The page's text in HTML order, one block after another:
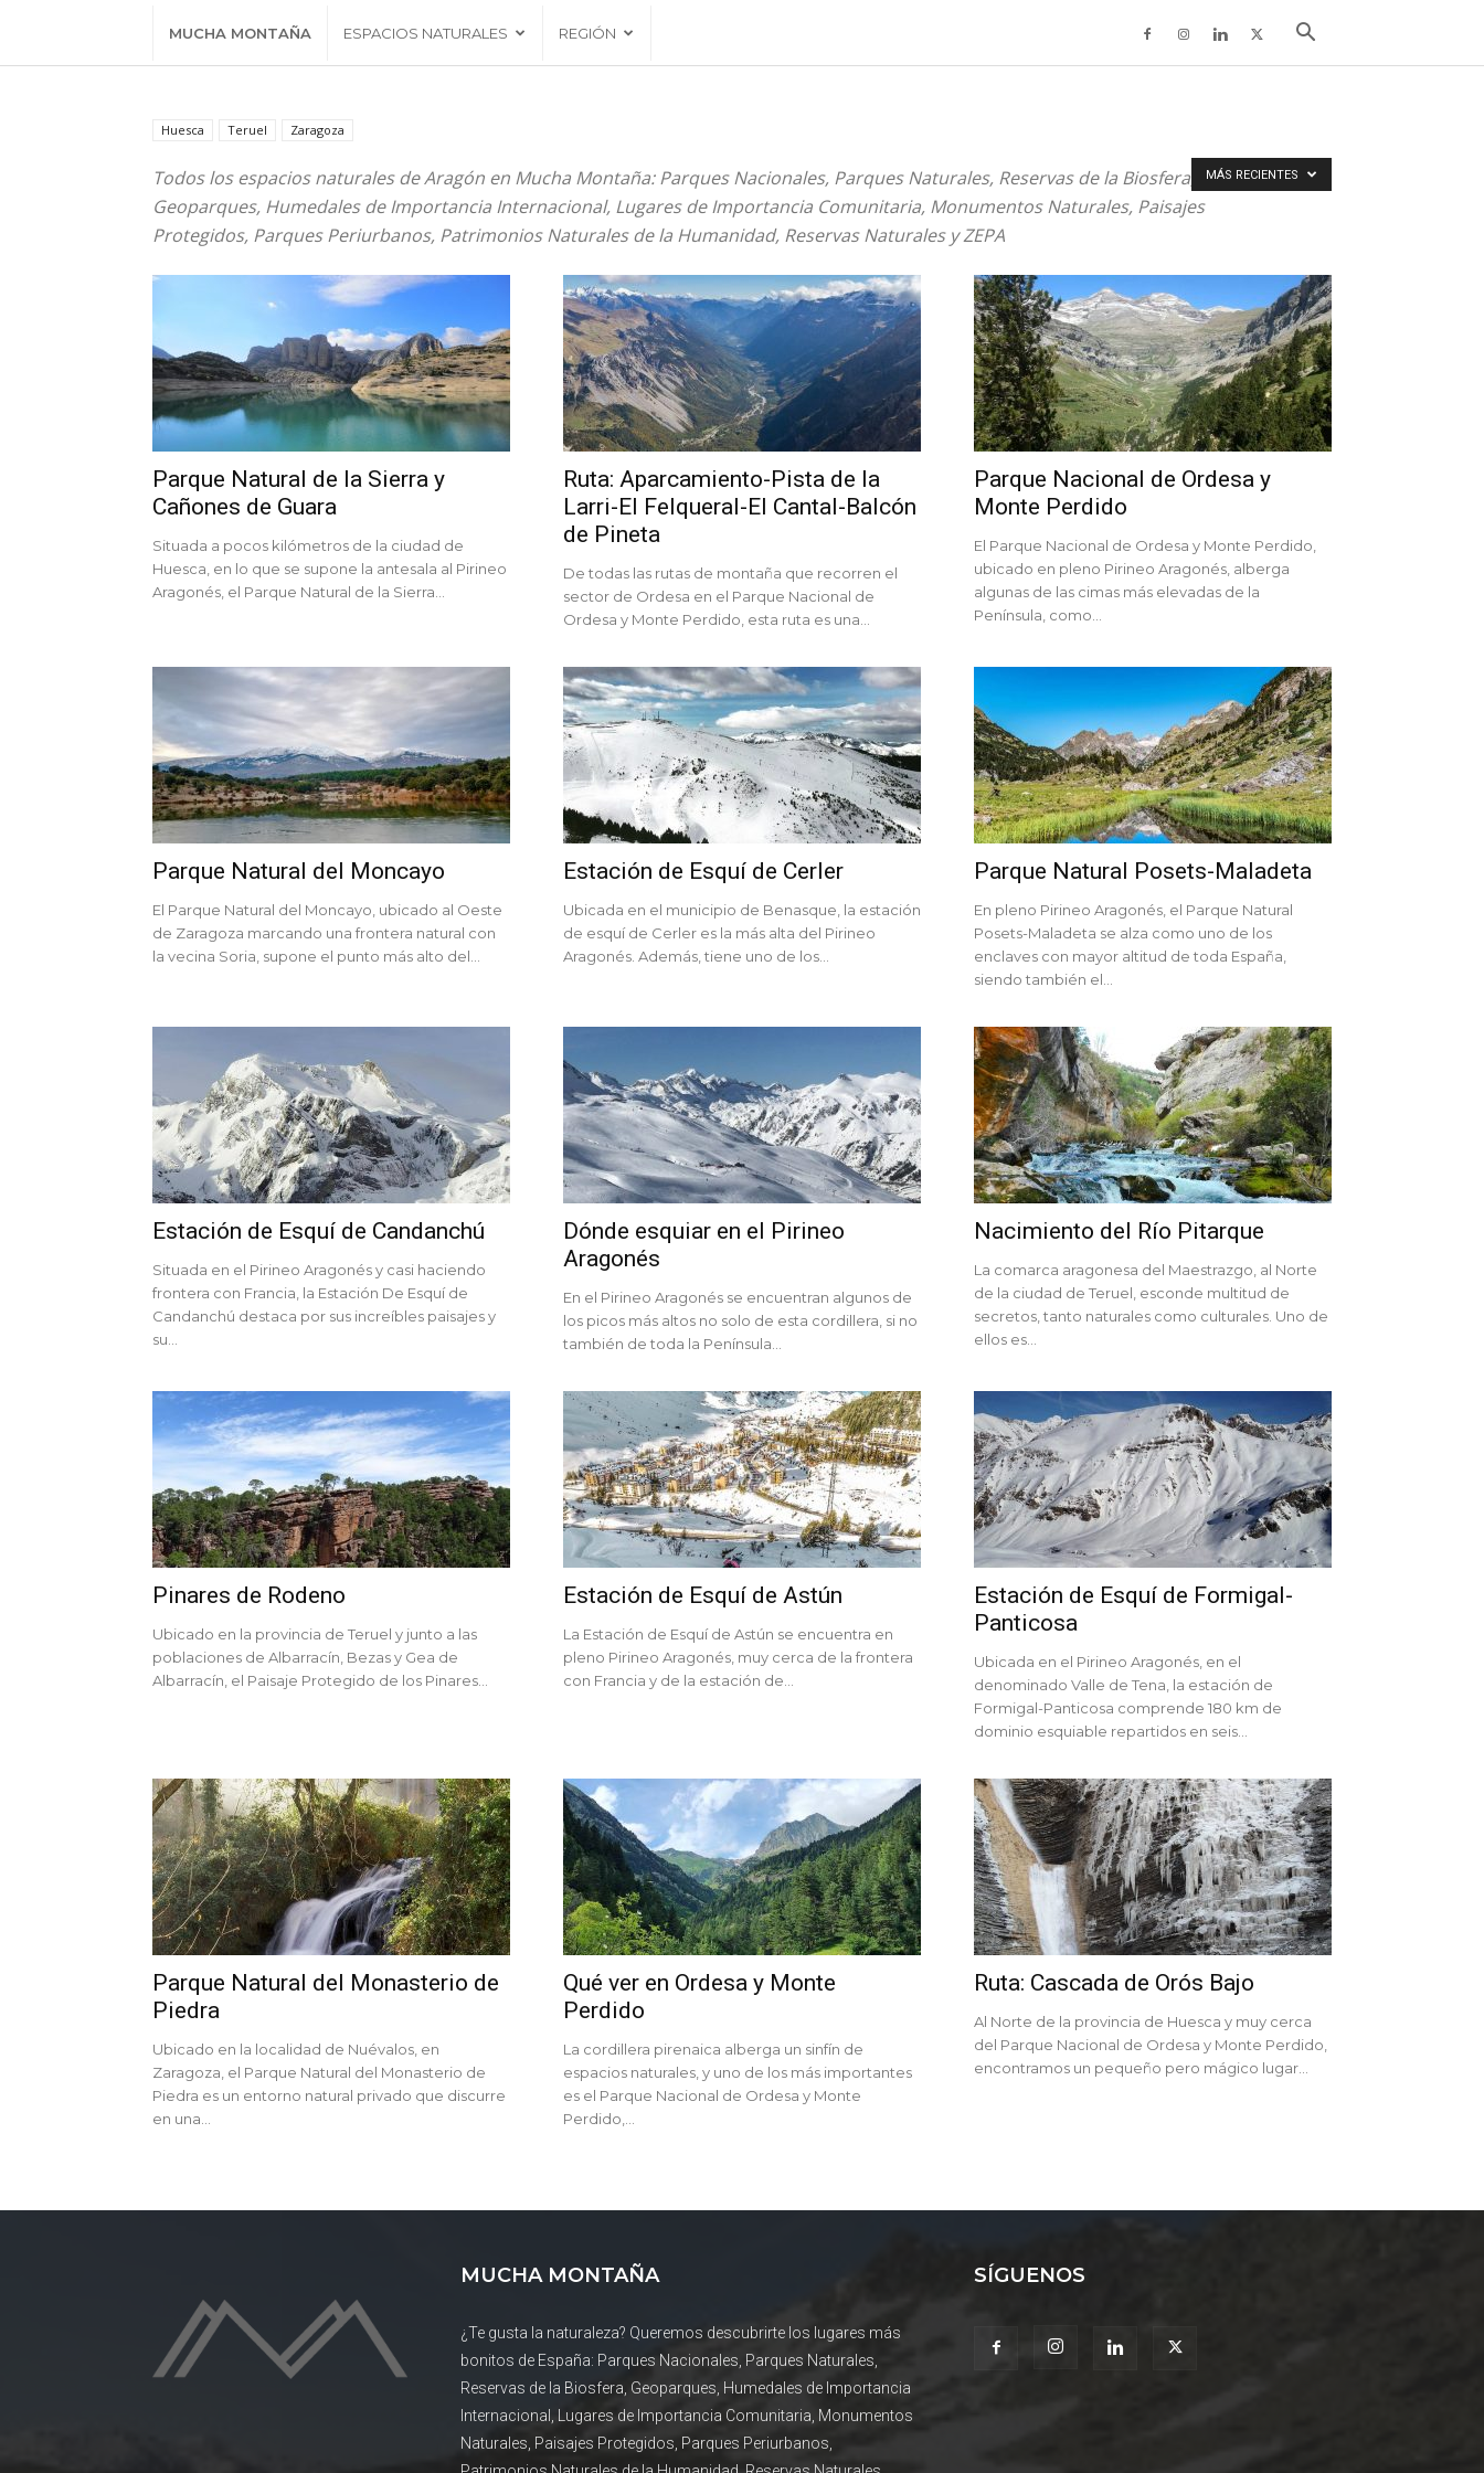
MUCHA MONTAÑA ESPACIOS NATURALES REGIÓN
Huesca Teruel Zaragoza
Todos los espacios naturales de Aragón en Mucha Montaña: Parques Nacionales, Parques Naturales, Reservas de la Biosfera,
Geoparques, Humedales de Importancia Internacional, Lugares de Importancia Comunitaria, Monumentos Naturales, Paisajes
Protegidos, Parques Periurbanos, Patrimonios Naturales de la Humanidad, Reservas Naturales y ZEPA
MÁS RECIENTES
Parque Natural de la Sierra y
Cañones de Guara
Situada a pocos kilómetros de la ciudad de
Huesca, en lo que se supone la antesala al Pirineo
Aragonés, el Parque Natural de la Sierra...
Ruta: Aparcamiento-Pista de la
Larri-El Felqueral-El Cantal-Balcón
de Pineta
De todas las rutas de montaña que recorren el
sector de Ordesa en el Parque Nacional de
Ordesa y Monte Perdido, esta ruta es una...
Parque Nacional de Ordesa y
Monte Perdido
El Parque Nacional de Ordesa y Monte Perdido,
ubicado en pleno Pirineo Aragonés, alberga
algunas de las cimas más elevadas de la
Península, como...
Parque Natural del Moncayo
El Parque Natural del Moncayo, ubicado al Oeste
de Zaragoza marcando una frontera natural con
la vecina Soria, supone el punto más alto del...
Estación de Esquí de Cerler
Ubicada en el municipio de Benasque, la estación
de esquí de Cerler es la más alta del Pirineo
Aragonés. Además, tiene uno de los...
Parque Natural Posets-Maladeta
En pleno Pirineo Aragonés, el Parque Natural
Posets-Maladeta se alza como uno de los
enclaves con mayor altitud de toda España,
siendo también el...
Estación de Esquí de Candanchú
Situada en el Pirineo Aragonés y casi haciendo
frontera con Francia, la Estación De Esquí de
Candanchú destaca por sus increíbles paisajes y
su...
Dónde esquiar en el Pirineo
Aragonés
En el Pirineo Aragonés se encuentran algunos de
los picos más altos no solo de esta cordillera, si no
también de toda la Península...
Nacimiento del Río Pitarque
La comarca aragonesa del Maestrazgo, al Norte
de la ciudad de Teruel, esconde multitud de
secretos, tanto naturales como culturales. Uno de
ellos es...
Pinares de Rodeno
Ubicado en la provincia de Teruel y junto a las
poblaciones de Albarracín, Bezas y Gea de
Albarracín, el Paisaje Protegido de los Pinares...
Estación de Esquí de Astún
La Estación de Esquí de Astún se encuentra en
pleno Pirineo Aragonés, muy cerca de la frontera
con Francia y de la estación de...
Estación de Esquí de Formigal-
Panticosa
Ubicada en el Pirineo Aragonés, en el
denominado Valle de Tena, la estación de
Formigal-Panticosa comprende 180 km de
dominio esquiable repartidos en seis...
Parque Natural del Monasterio de
Piedra
Ubicado en la localidad de Nuévalos, en
Zaragoza, el Parque Natural del Monasterio de
Piedra es un entorno natural privado que discurre
en una...
Qué ver en Ordesa y Monte
Perdido
La cordillera pirenaica alberga un sinfín de
espacios naturales, y uno de los más importantes
es el Parque Nacional de Ordesa y Monte
Perdido,...
Ruta: Cascada de Orós Bajo
Al Norte de la provincia de Huesca y muy cerca
del Parque Nacional de Ordesa y Monte Perdido,
encontramos un pequeño pero mágico lugar...
MUCHA MONTAÑA
¿Te gusta la naturaleza? Queremos descubrirte los lugares más
bonitos de España: Parques Nacionales, Parques Naturales,
Reservas de la Biosfera, Geoparques, Humedales de Importancia
Internacional, Lugares de Importancia Comunitaria, Monumentos
Naturales, Paisajes Protegidos, Parques Periurbanos,
SÍGUENOS